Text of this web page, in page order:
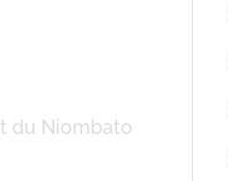
du Niombato